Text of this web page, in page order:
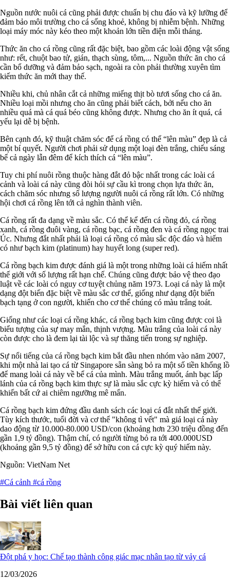
Nguồn nước nuôi cá cũng phải được chuẩn bị chu đáo và kỹ lưỡng để
đảm bảo môi trường cho cá sống khoẻ, không bị nhiễm bệnh. Những
loại máy móc này kéo theo một khoản lớn tiền điện mỗi tháng.
Thức ăn cho cá rồng cũng rất đặc biệt, bao gồm các loài động vật sống
như: rết, chuột bao tử, gián, thạch sùng, tôm,... Nguồn thức ăn cho cá
cần bổ dưỡng và đảm bảo sạch, ngoài ra còn phải thường xuyên tìm
kiếm thức ăn mới thay thế.
Nhiều khi, chủ nhân cắt cả những miếng thịt bò tươi sống cho cá ăn.
Nhiều loại mồi nhưng cho ăn cũng phải biết cách, bởi nếu cho ăn
nhiều quá mà cá quá béo cũng không được. Nhưng cho ăn ít quá, cá
yếu lại dễ bị bệnh.
Bên cạnh đó, kỹ thuật chăm sóc để cá rồng có thể “lên màu” đẹp là cả
một bí quyết. Người chơi phải sử dụng một loại đèn trắng, chiếu sáng
bể cả ngày lẫn đêm để kích thích cá “lên màu”.
Tuy chi phí nuôi rồng thuộc hàng đắt đỏ bậc nhất trong các loài cá
cảnh và loài cá này cũng đòi hỏi sự cầu kì trong chọn lựa thức ăn,
cách chăm sóc nhưng số lượng người nuôi cá rồng rất lớn. Có những
hội chơi cá rồng lên tới cả nghìn thành viên.
Cá rồng rất đa dạng về màu sắc. Có thể kể đến cá rồng đỏ, cá rồng
xanh, cá rồng đuôi vàng, cá rồng bạc, cá rồng đen và cá rồng ngọc trai
Úc. Nhưng đắt nhất phải là loại cá rồng có màu sắc độc đáo và hiếm
có như bạch kim (platinum) hay huyết long (super red).
Cá rồng bạch kim được đánh giá là một trong những loài cá hiếm nhất
thế giới với số lượng rất hạn chế. Chúng cũng được bảo vệ theo đạo
luật về các loài có nguy cơ tuyệt chủng năm 1973. Loại cá này là một
dạng đột biến đặc biệt về màu sắc cơ thể, giống như dạng đột biến
bạch tạng ở con người, khiến cho cơ thể chúng có màu trắng toát.
Giống như các loại cá rồng khác, cá rồng bạch kim cũng được coi là
biểu tượng của sự may mắn, thịnh vượng. Màu trắng của loài cá này
còn được cho là đem lại tài lộc và sự thăng tiến trong sự nghiệp.
Sự nổi tiếng của cá rồng bạch kim bắt đầu nhen nhóm vào năm 2007,
khi một nhà lai tạo cá từ Singapore sẵn sàng bỏ ra một số tiền khổng lồ
để mang loài cá này về bể cá của mình. Màu trắng muốt, ánh bạc lấp
lánh của cá rồng bạch kim thực sự là màu sắc cực kỳ hiếm và có thể
khiến bất cứ ai chiêm ngưỡng mê mẩn.
Cá rồng bạch kim đứng đầu danh sách các loại cá đắt nhất thế giới.
Tùy kích thước, tuổi đời và cơ thể "không tì vết" mà giá loại cá này
dao động từ 10.000-80.000 USD/con (khoảng hơn 230 triệu đồng đến
gần 1,9 tỷ đồng). Thậm chí, có người từng bỏ ra tới 400.000USD
(khoảng gần 9,5 tỷ đồng) để sở hữu con cá cực kỳ quý hiếm này.
Nguồn: VietNam Net
#Cá cảnh #cá rồng
Bài viết liên quan
Đột phá y học: Chế tạo thành công giác mạc nhân tạo từ vảy cá
12/03/2026